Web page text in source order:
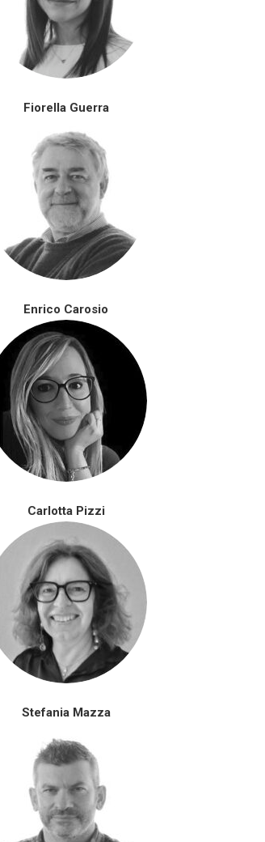
Fiorella Guerra
Enrico Carosio
Carlotta Pizzi
Stefania Mazza